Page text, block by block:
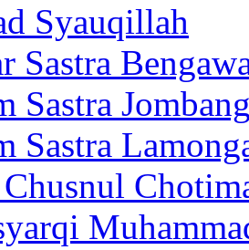
Syauqillah
Sastra
Sastra
Sastra